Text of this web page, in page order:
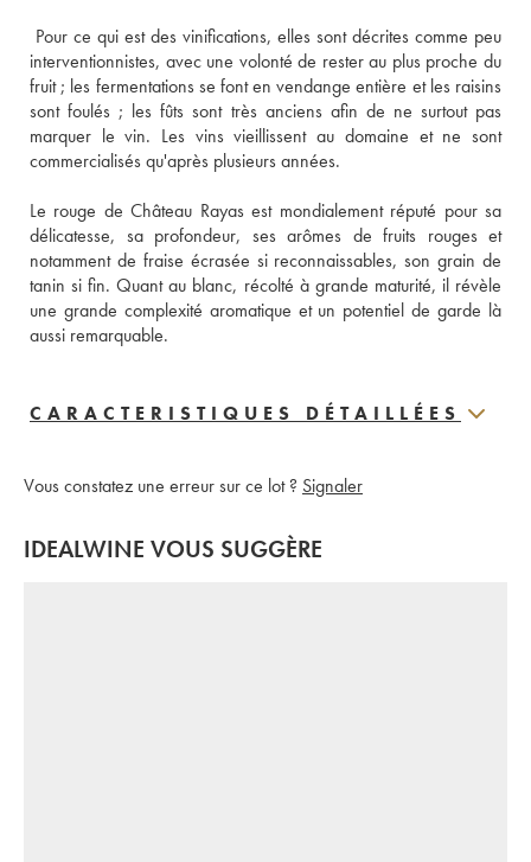
Pour ce qui est des vinifications, elles sont décrites comme peu
interventionnistes, avec une volonté de rester au plus proche du
fruit ; les fermentations se font en vendange entière et les raisins
sont foulés ; les fûts sont très anciens afin de ne surtout pas
marquer le vin. Les vins vieillissent au domaine et ne sont
commercialisés qu'après plusieurs années.
Le rouge de Château Rayas est mondialement réputé pour sa
délicatesse, sa profondeur, ses arômes de fruits rouges et
notamment de fraise écrasée si reconnaissables, son grain de
tanin si fin. Quant au blanc, récolté à grande maturité, il révèle
une grande complexité aromatique et un potentiel de garde là
aussi remarquable.
CARACTERISTIQUES DÉTAILLÉES
Vous constatez une erreur sur ce lot ? Signaler
IDEALWINE VOUS SUGGÈRE